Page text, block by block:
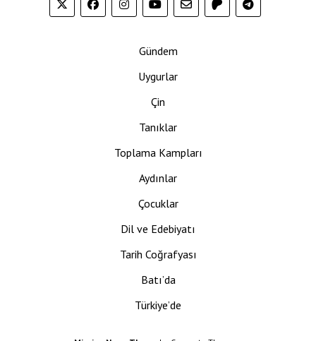
Gündem
Uygurlar
Çin
Tanıklar
Toplama Kampları
Aydınlar
Çocuklar
Dil ve Edebiyatı
Tarih Coğrafyası
Batı’da
Türkiye’de